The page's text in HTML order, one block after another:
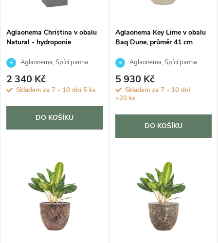
p
r
o
d
u
s
p
r
o
d
u
Aglaonema Christina v obalu
Natural - hydroponie
Aglaonema, Spící panna
2 340 Kč
Skladem za 7 - 10 dní 5 ks
DO KOŠÍKU
Aglaonema Key Lime v obalu
Baq Dune, průměr 41 cm
Aglaonema, Spící panna
5 930 Kč
Skladem za 7 - 10 dní
>20 ks
DO KOŠÍKU